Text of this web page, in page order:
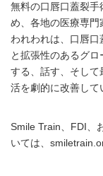
無料の口唇口蓋裂手
め、各地の医療専門
われわれは、口唇口
と拡張性のあるグ
する、話す、そして
活を劇的に改善して
Smile Train、FDI、
いては、